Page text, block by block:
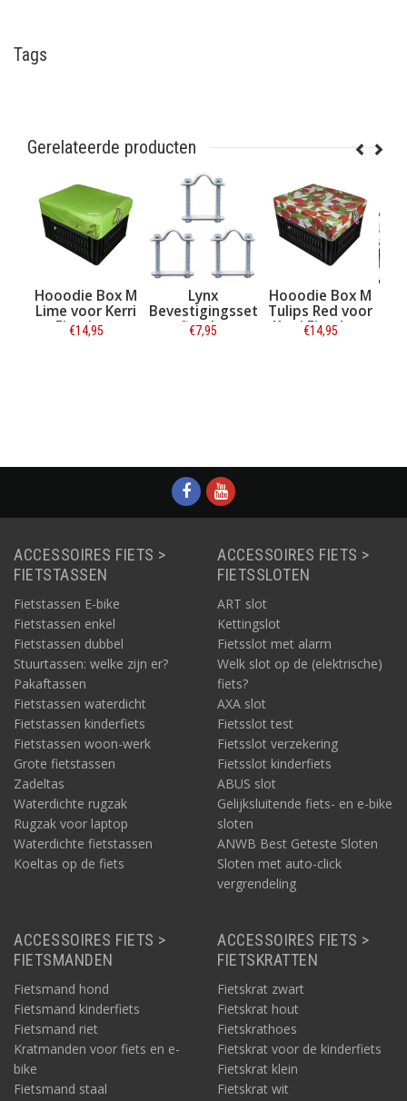
Tags
Gerelateerde producten
Box M
voor Kerri
Fietskrat
Bevestigingsset
voor fietskratten
Hooodie Box M
Tulips Red voor
Kerri Fietskrat
Kerri
ACCESSOIRES FIETS >
FIETSTASSEN
Fietstassen E-bike
Fietstassen enkel
Fietstassen dubbel
Stuurtassen: welke zijn er?
Pakaftassen
Fietstassen waterdicht
Fietstassen kinderfiets
Fietstassen woon-werk
Grote fietstassen
Zadeltas
Waterdichte rugzak
Rugzak voor laptop
Waterdichte fietstassen
Koeltas op de fiets
ACCESSOIRES FIETS >
FIETSSLOTEN
ART slot
Kettingslot
Fietsslot met alarm
Welk slot op de (elektrische)
fiets?
AXA slot
Fietsslot test
Fietsslot verzekering
Fietsslot kinderfiets
ABUS slot
Gelijksluitende fiets- en e-bike
sloten
ANWB Best Geteste Sloten
Sloten met auto-click
vergrendeling
ACCESSOIRES FIETS >
FIETSMANDEN
Fietsmand hond
Fietsmand kinderfiets
Fietsmand riet
Kratmanden voor fiets en e-
bike
Fietsmand staal
ACCESSOIRES FIETS >
FIETSKRATTEN
Fietskrat zwart
Fietskrat hout
Fietskrathoes
Fietskrat voor de kinderfiets
Fietskrat klein
Fietskrat wit